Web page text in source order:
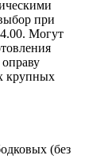
при
Могут
крупных
(без